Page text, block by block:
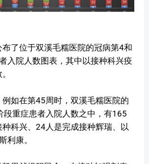
了位于双溪毛糯医院的冠病第4和
入院人数图表，其中以接种科兴疫
如在第45周时，双溪毛糯医院的
段重症患者入院人数之中，有165
种科兴、24人是完成接种辉瑞、以
利康。